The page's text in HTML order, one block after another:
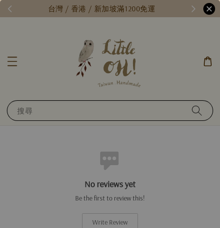
台灣 / 香港 / 新加坡滿1200免運
搜尋
No reviews yet
Be the first to review this!
Write Review